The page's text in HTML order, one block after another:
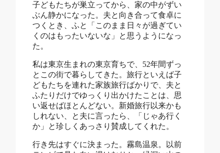
子どもたちが巣立ってから、家の中がずい
ぶん静かになった。夫と向き合って食卓に
つくとき、ふと「このまま日々が過ぎてい
くのはもったいないな」と思うようになっ
た。
私は東京生まれの東京育ちで、52年間ずっ
とこの街で暮らしてきた。旅行といえば子
どもたちを連れた家族旅行ばかりで、夫と
ふたりだけでゆっくり出かけたことは、思
い返せばほとんどない。新婚旅行以来かも
しれない、と夫に言ったら、「じゃあ行く
か」と珍しくあっさり賛成してくれた。
行き先はすぐに決まった。霧島温泉。以前